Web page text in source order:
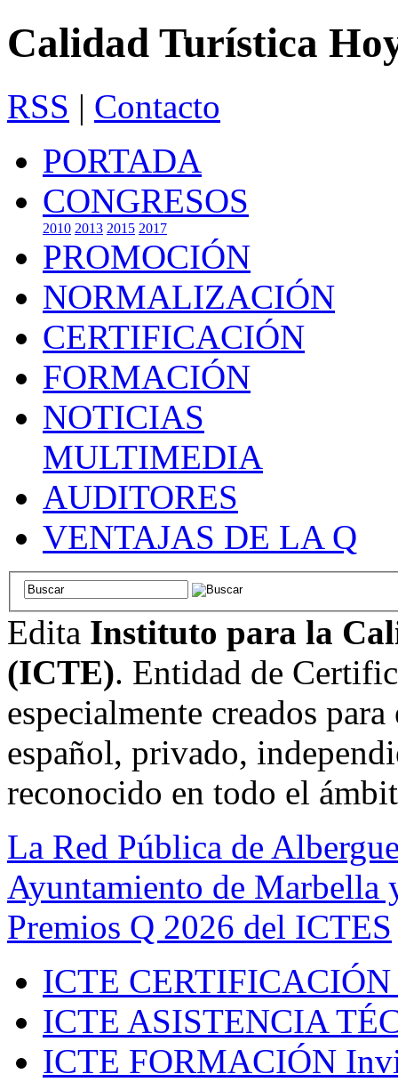
Calidad Turística
RSS | Contacto
PORTADA
CONGRESOS
2010 2013 2015 2017
PROMOCIÓN
NORMALIZACIÓN
CERTIFICACIÓN
FORMACIÓN
NOTICIAS
MULTIMEDIA
AUDITORES
VENTAJAS DE LA Q
Edita Instituto para la
(ICTE). Entidad de
especialmente creados
español, privado,
reconocido en todo el
La Red Pública de
Ayuntamiento de Marbella
Premios Q 2026 del ICTES
ICTE CERTIFICACIÓN
ICTE ASISTENCIA
ICTE FORMACIÓN